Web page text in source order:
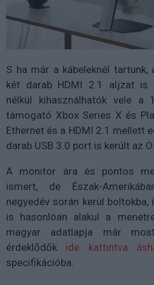
S ha már a kábeleknél tartunk,
két darab HDMI 2.1 aljzat is
nélkül kihasználhatók vele a
támogató Xbox Series X és
Ethernet és a HDMI 2.1 mellett
darab USB 3.0 port is került az
A monitor ára és pontos
ismert, de Észak-
negyedév során kerül boltokba,
is hasonlóan alakul a
magyar adatlapja már
érdeklődők ide kattintva
specifikációba.